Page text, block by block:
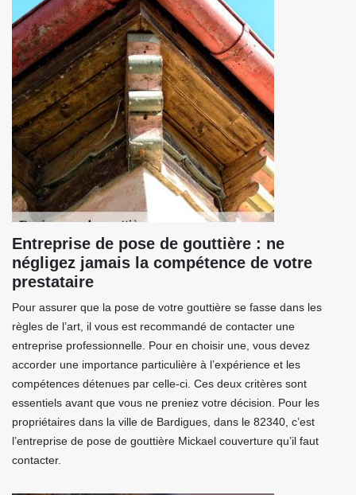
Entreprise de pose de gouttière : ne
négligez jamais la compétence de votre
prestataire
Pour assurer que la pose de votre gouttière se fasse dans les
règles de l’art, il vous est recommandé de contacter une
entreprise professionnelle. Pour en choisir une, vous devez
accorder une importance particulière à l’expérience et les
compétences détenues par celle-ci. Ces deux critères sont
essentiels avant que vous ne preniez votre décision. Pour les
propriétaires dans la ville de Bardigues, dans le 82340, c’est
l’entreprise de pose de gouttière Mickael couverture qu’il faut
contacter.